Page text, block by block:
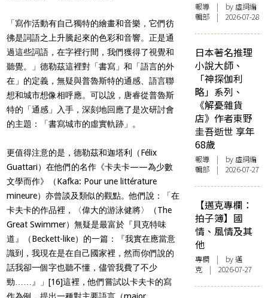
「寫作活動有自己獨特的繪畫和音樂，它們彷
彿是詞語之上升騰起來的色彩和音響。正是通
過這些詞語，在字裡行間，我們獲得了視覺和
聽覺。」德勒茲這裡對「書寫」和「語言的外
在」的定義，無疑與普魯斯特的通感、語言聯
想和城市想像相呼應。可以說，唐睿從普魯斯
特的「通感」入手，深刻地回應了是次研討會
的主題：「書寫城市的虛實軌跡」。
更值得注意的是，德勒茲和迦塔利（Félix
Guattari）在他們的名作《卡夫卡——為少數
文學而作》（Kafka: Pour une littérature
mineure）亦曾談及類似的觀點。他們說：「在
卡夫卡的作品裡，〈偉大的游泳健將〉（The
Great Swimmer）無疑是最富於『貝克特味
道』（Beckett-like）的一篇：『我實在應當意
識到，我現在是在自己國家裡，然而你們說的
話我卻一個字也聽不懂，儘管我費了不少
勁……』」[16]這裡，他們嘗試以卡夫卡的寫
報導 | by 虛詞編
輯部 | 2026-07-28
日本著名推理
小說大師、
「神探伽利
略」系列、
《解憂雜貨
店》作者東野
圭吾逝世 享年
68歲
報導 | by 虛詞編
輯部 | 2026-07-27
【邁克專欄：
拍子簿】國
情、風情及其
他
專欄 | by邁
克 | 2026-07-27